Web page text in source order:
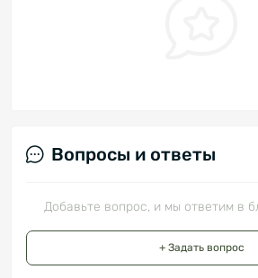
Вопросы и ответы
Добавьте вопрос, и мы ответим в
+ Задать вопрос